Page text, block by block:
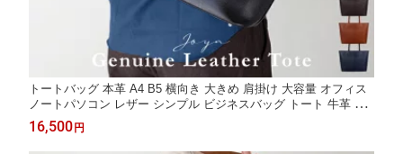
トートバッグ 本革 A4 B5 横向き 大きめ 肩掛け 大容量 オフィス
ノートパソコン レザー シンプル ビジネスバッグ トート 牛革 通
勤 通学 旅行 出張 自立 倒れない おしゃれ プレゼント ブラック
メンズ レディース ユニセックス 男女兼用 汚れない
16,500 円